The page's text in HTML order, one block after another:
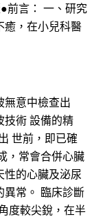
前言： 一、研究
癒，在小兒科醫
無意中檢查出
技術 設備的精
世前，即已確
，常會合併心臟
性的心臟及泌尿
異常。 臨床診斷
度較尖銳，在半